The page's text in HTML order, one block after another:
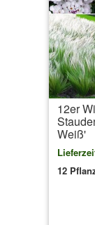
12er
Weiß'
12